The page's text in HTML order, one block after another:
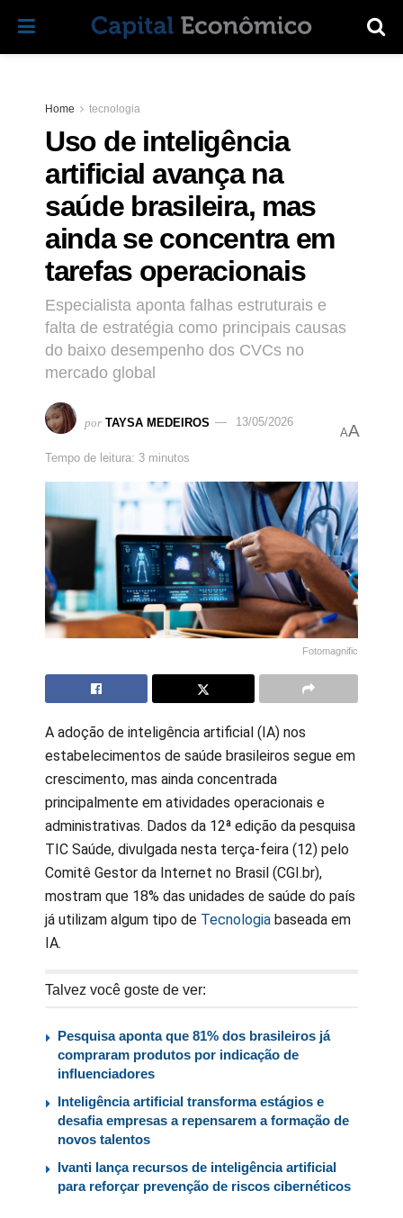
Home tecnologia
Uso de inteligência
artificial avança na
saúde brasileira, mas
ainda se concentra em
tarefas operacionais
Especialista aponta falhas estruturais e
falta de estratégia como principais causas
do baixo desempenho dos CVCs no
mercado global
por TAYSA MEDEIROS 13/05/2026
Tempo de leitura: 3 minutos
AA
Fotomagnific
A adoção de inteligência artificial (IA) nos
estabelecimentos de saúde brasileiros segue em
crescimento, mas ainda concentrada
principalmente em atividades operacionais e
administrativas. Dados da 12ª edição da pesquisa
TIC Saúde, divulgada nesta terça-feira (12) pelo
Comitê Gestor da Internet no Brasil (CGI.br),
mostram que 18% das unidades de saúde do país
já utilizam algum tipo de Tecnologia baseada em
IA.
Talvez você goste de ver:
Pesquisa aponta que 81% dos brasileiros já
compraram produtos por indicação de
influenciadores
Inteligência artificial transforma estágios e
desafia empresas a repensarem a formação de
novos talentos
Ivanti lança recursos de inteligência artificial
para reforçar prevenção de riscos cibernéticos